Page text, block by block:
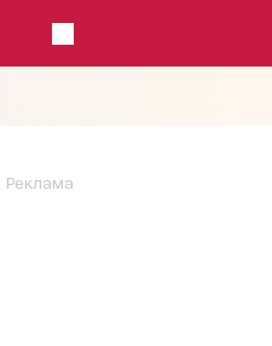
Реклама